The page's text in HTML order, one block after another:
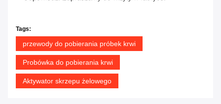
Tags:
przewody do pobierania próbek krwi
Probówka do pobierania krwi
Aktywator skrzepu żelowego